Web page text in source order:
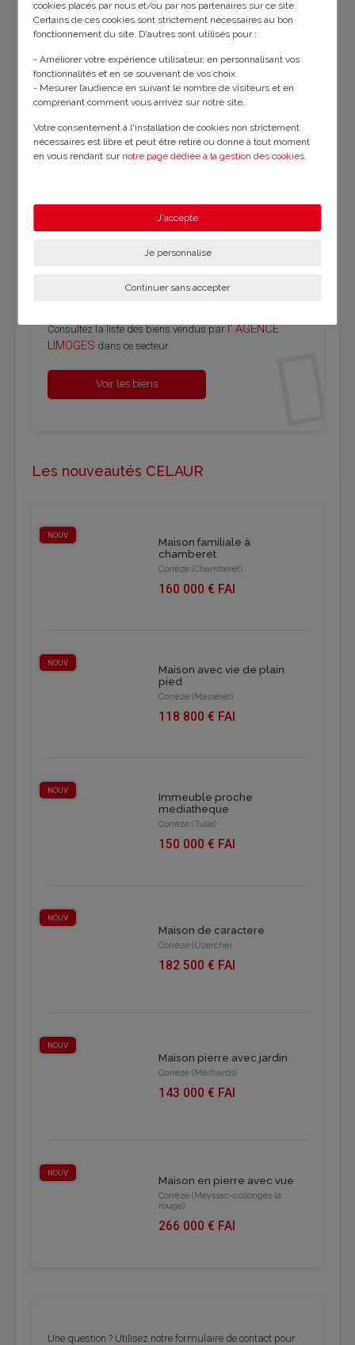
- Les informations sur les risques auxquels ce bien est exposé sont disponibles
sur le site Géorisques :www.georisques.gouv.fr.
Consultez la liste des biens vendus parl' AGENCE
LIMOGES dans ce secteur.
Voir les biens
Les nouveautés CELAUR
NOUV
Maison familiale à
chamberet
Corrèze (Chamberet)
160 000 € FAI
NOUV
Maison avec vie de plain
pied
Corrèze (Masseret)
118 800 € FAI
NOUV
Immeuble proche
mediatheque
Corrèze (Tulle)
150 000 € FAI
NOUV
Maison de caractere
Corrèze (Uzerche)
182 500 € FAI
NOUV
Maison pierre avec jardin
Corrèze (Meilhards)
143 000 € FAI
NOUV
Maison en pierre avec vue
Corrèze (Meyssac-collonges la
rouge)
266 000 € FAI
Une question ? Utilisez notre formulaire de contact pour
cookies placés par nous et/ou par nos partenaires sur ce site.
Certains de ces cookies sont strictement nécessaires au bon
fonctionnement du site. D'autres sont utilisés pour :
- Améliorer votre expérience utilisateur, en personnalisant vos
fonctionnalités et en se souvenant de vos choix.
- Mesurer l’audience en suivant le nombre de visiteurs et en
comprenant comment vous arrivez sur notre site.
Votre consentement à l'installation de cookies non strictement
nécessaires est libre et peut être retiré ou donné à tout moment
en vous rendant sur notre page dédiée à la gestion des cookies
J'accepte
Je personnalise
Continuer sans accepter